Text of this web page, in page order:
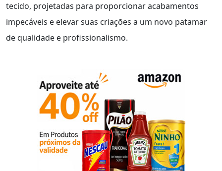
tecido, projetadas para proporcionar acabamentos
impecáveis e elevar suas criações a um novo patamar
de qualidade e profissionalismo.